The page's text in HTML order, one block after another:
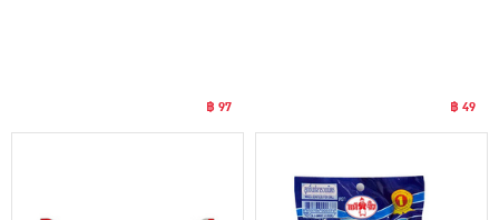
฿ 97 ฿ 49